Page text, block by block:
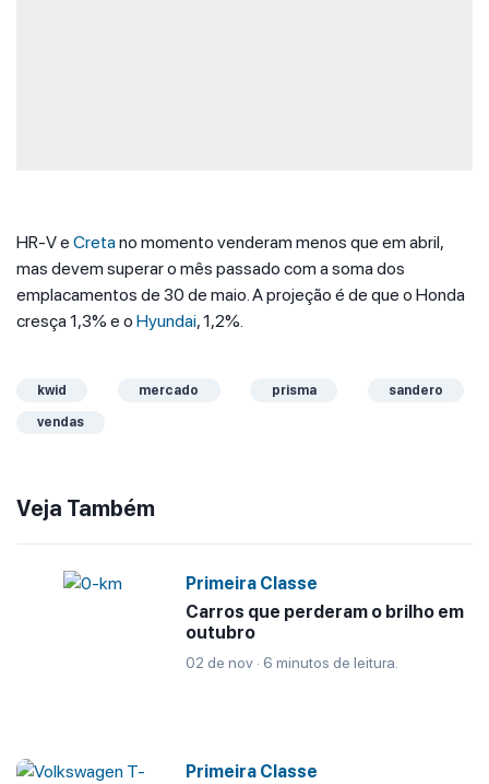
HR-V e Cretano momento venderam menos que em abril,
mas devem superar o mês passado com a soma dos
emplacamentos de 30 de maio. A projeção é de que o Honda
cresça 1,3% e o Hyundai, 1,2%.
kwid mercado prisma sandero
vendas
Veja Também
Primeira Classe
Carros que perderam o brilho em
outubro
02 de nov · 6 minutos de leitura.
Primeira Classe